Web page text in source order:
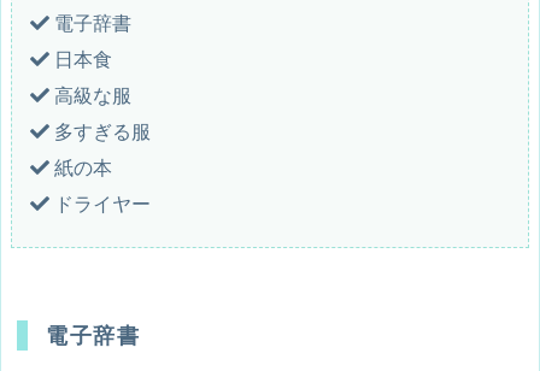
電子辞書
日本食
高級な服
多すぎる服
紙の本
ドライヤー
電子辞書